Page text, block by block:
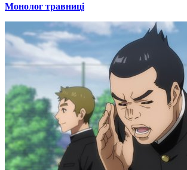
Монолог травниці